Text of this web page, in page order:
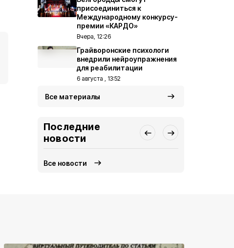
присоединиться к
Международному конкурсу-
премии «КАРДО»
Вчера, 12:26
Грайворонские психологи
внедрили нейроупражнения
для реабилитации
6 августа , 13:52
Все материалы
Последние
новости
Все новости